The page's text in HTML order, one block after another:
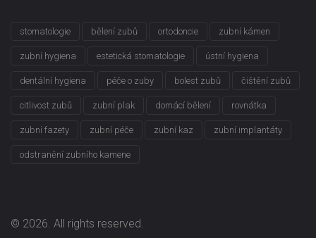
stomatologie bělení zubů ortodoncie zubní kámen
zubní hygiena estetická stomatologie ústní hygiena
dentální hygiena péče o zuby bolest zubů čištění zubů
citlivost zubů zubní plak domácí bělení rovnátka
zubní fazety zubní péče zubní kaz zubní implantáty
odstranění zubního kamene
© 2026. All rights reserved.